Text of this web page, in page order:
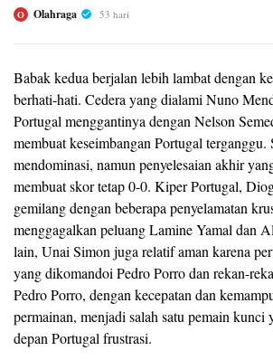
O Olahraga 53 hari
Babak kedua berjalan lebih lambat dengan
berhati-hati. Cedera yang dialami Nuno
Portugal menggantinya dengan Nelson
membuat keseimbangan Portugal terganggu.
mendominasi, namun penyelesaian akhir
membuat skor tetap 0-0. Kiper Portugal,
gemilang dengan beberapa penyelamatan
menggagalkan peluang Lamine Yamal dan
lain, Unai Simon juga relatif aman karena
yang dikomandoi Pedro Porro dan rekan-
Pedro Porro, dengan kecepatan dan
permainan, menjadi salah satu pemain kunci
depan Portugal frustrasi.